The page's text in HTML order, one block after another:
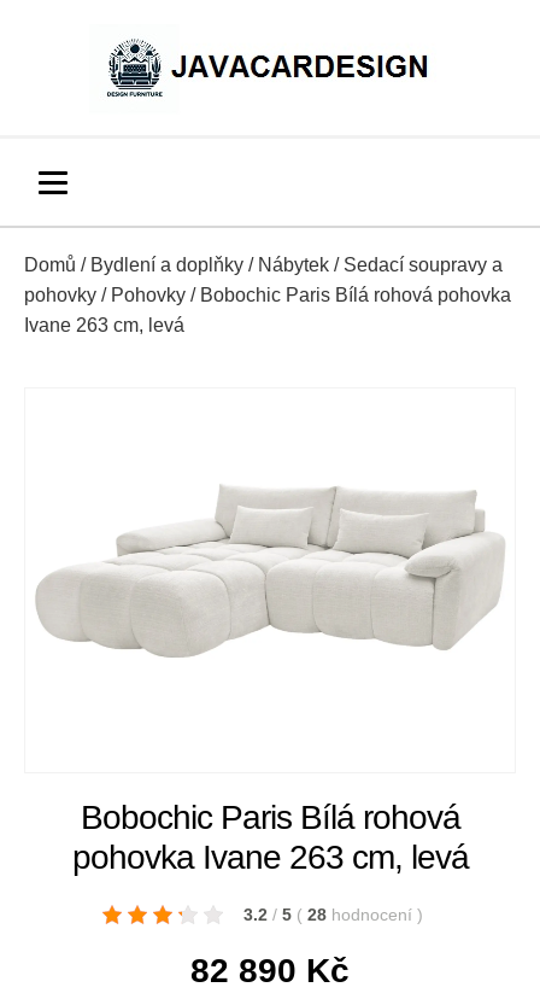
Domů / Bydlení a doplňky / Nábytek / Sedací soupravy a
pohovky / Pohovky / Bobochic Paris Bílá rohová pohovka
Ivane 263 cm, levá
Bobochic Paris Bílá rohová
pohovka Ivane 263 cm, levá
3.2 / 5 ( 28 hodnocení )
82 890 Kč